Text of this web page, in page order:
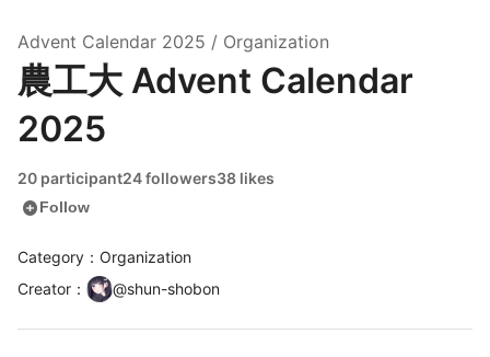
Advent Calendar 2025 / Organization
農工大 Advent Calendar
2025
20 participant24 followers38 likes
add_circleFollow
Category：Organization
Creator ： @shun-shobon